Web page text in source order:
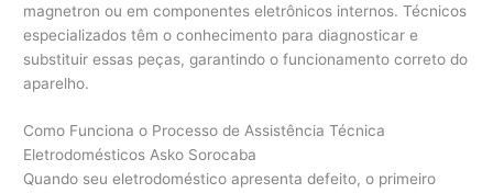
magnetron ou em componentes eletrônicos internos. Técnicos
especializados têm o conhecimento para diagnosticar e
substituir essas peças, garantindo o funcionamento correto do
aparelho.
Como Funciona o Processo de Assistência Técnica
Eletrodomésticos Asko Sorocaba
Quando seu eletrodoméstico apresenta defeito, o primeiro